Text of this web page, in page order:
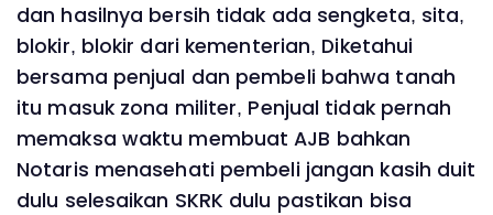
dan hasilnya bersih tidak ada sengketa, sita,
blokir, blokir dari kementerian, Diketahui
bersama penjual dan pembeli bahwa tanah
itu masuk zona militer, Penjual tidak pernah
memaksa waktu membuat AJB bahkan
Notaris menasehati pembeli jangan kasih duit
dulu selesaikan SKRK dulu pastikan bisa